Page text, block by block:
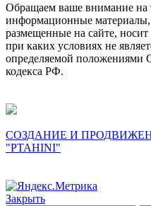
Обращаем ваше внимание на
информационные материалы,
размещенные на сайте,
при каких условиях не
определяемой положениями
кодекса РФ.
СОЗДАНИЕ И
"PTAHINI"
Закрыть